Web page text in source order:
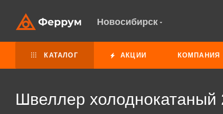
Новосибирск
КАТАЛОГ АКЦИИ КОМПАНИЯ
Швеллер